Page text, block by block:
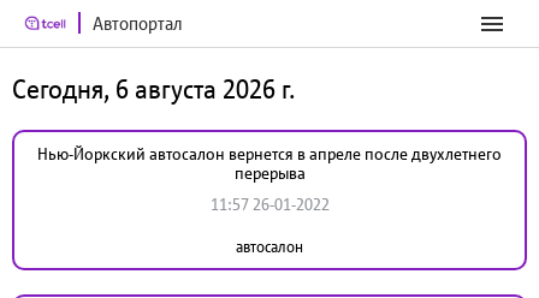
Автопортал
Сегодня, 6 августа 2026 г.
Нью-Йоркский автосалон вернется в апреле после двухлетнего
перерыва
11:57 26-01-2022
автосалон